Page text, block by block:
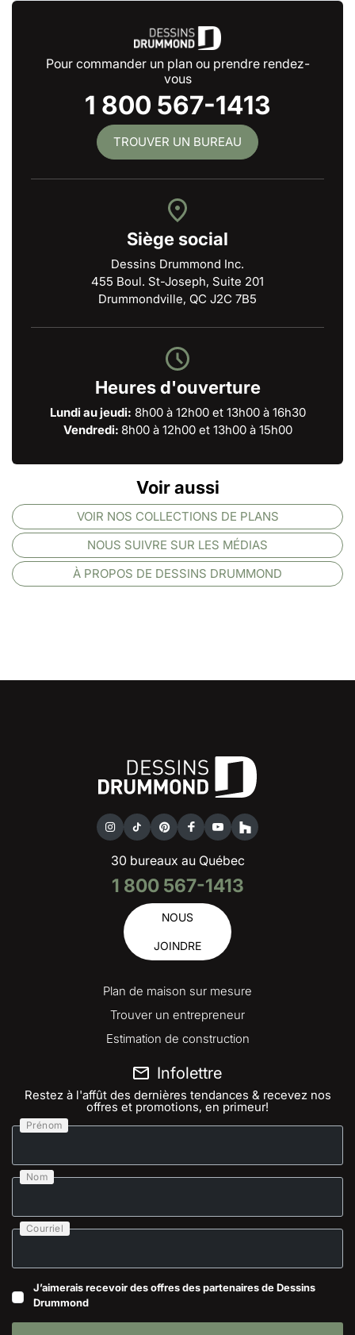
Pour commander un plan ou prendre rendez-
vous
1 800 567-1413
TROUVER UN BUREAU
Siège social
Dessins Drummond Inc.
455 Boul. St-Joseph, Suite 201
Drummondville, QC J2C 7B5
Heures d'ouverture
Lundi au jeudi: 8h00 à 12h00 et 13h00 à 16h30
Vendredi: 8h00 à 12h00 et 13h00 à 15h00
Voir aussi
VOIR NOS COLLECTIONS DE PLANS
NOUS SUIVRE SUR LES MÉDIAS
À PROPOS DE DESSINS DRUMMOND
30 bureaux au Québec
1 800 567-1413
NOUS
JOINDRE
Plan de maison sur mesure
Trouver un entrepreneur
Estimation de construction
Infolettre
Restez à l'affût des dernières tendances & recevez nos
offres et promotions, en primeur!
Prénom
Nom
Courriel
J’aimerais recevoir des offres des partenaires de Dessins
Drummond